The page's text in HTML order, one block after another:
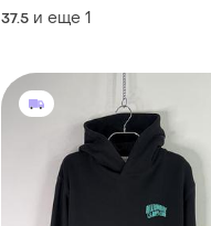
37.5 и еще 1